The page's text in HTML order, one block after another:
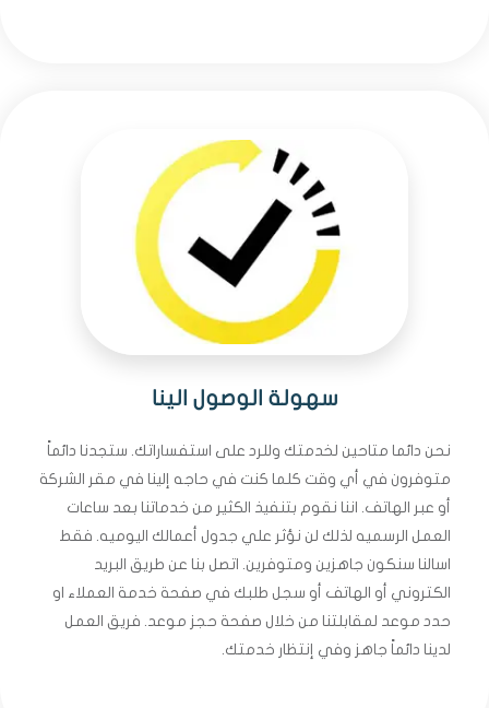
سهولة الوصول الينا
نحن دائما متاحين لخدمتك وللرد على استفساراتك. ستجدنا دائماً
متوفرون في أي وقت كلما كنت في حاجه إلينا في مقر الشركة
أو عبر الهاتف. اننا نقوم بتنفيذ الكثير من خدماتنا بعد ساعات
العمل الرسميه لذلك لن نؤثر علي جدول أعمالك اليوميه. فقط
اسالنا سنكون جاهزين ومتوفرين. اتصل بنا عن طريق البريد
الكتروني أو الهاتف أو سجل طلبك في صفحة خدمة العملاء او
حدد موعد لمقابلتنا من خلال صفحة حجز موعد. فريق العمل
لدينا دائماً جاهز وفي إنتظار خدمتك.